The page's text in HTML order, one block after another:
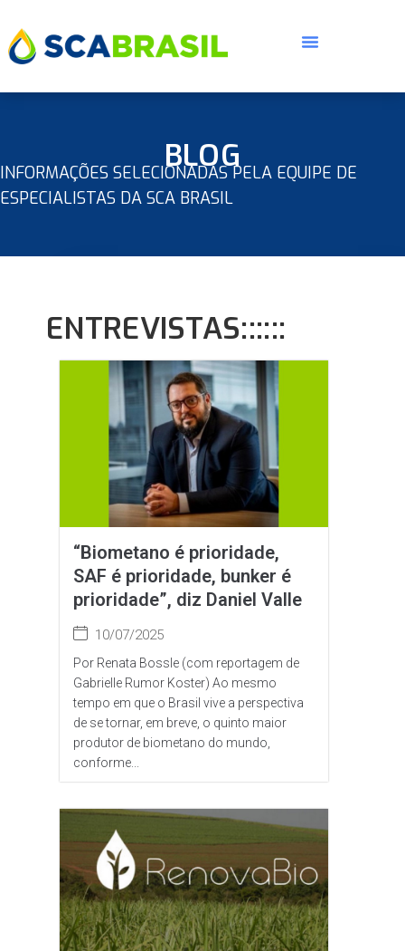
BLOG
INFORMAÇÕES SELECIONADAS PELA EQUIPE DE
ESPECIALISTAS DA SCA BRASIL
ENTREVISTAS::::::
“Biometano é prioridade,
SAF é prioridade, bunker é
prioridade”, diz Daniel Valle
10/07/2025
Por Renata Bossle (com reportagem de
Gabrielle Rumor Koster) Ao mesmo
tempo em que o Brasil vive a perspectiva
de se tornar, em breve, o quinto maior
produtor de biometano do mundo,
conforme...